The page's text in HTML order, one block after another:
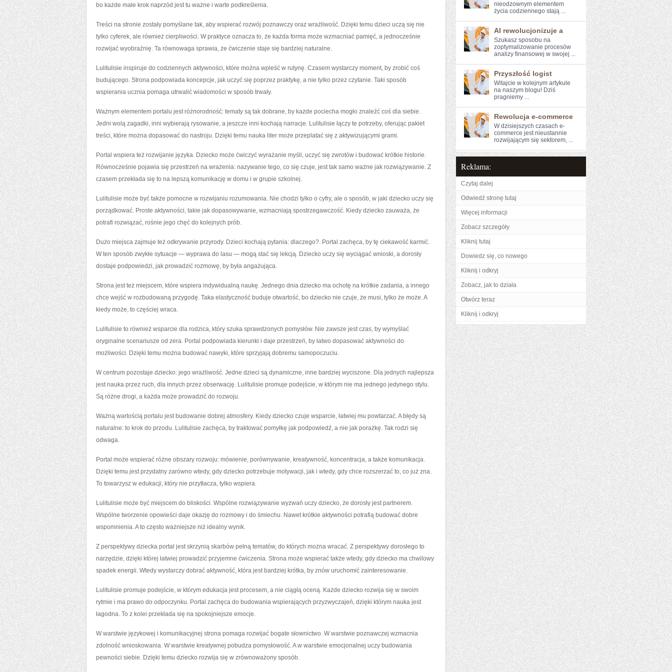
bo każde małe krok naprzód jest tu ważne i warte podkreślenia.
Treści na stronie zostały pomyślane tak, aby wspierać rozwój poznawczy oraz wrażliwość. Dzięki temu dzieci uczą się nie
tylko cyferek, ale również cierpliwości. W praktyce oznacza to, że każda forma może wzmacniać pamięć, a jednocześnie
rozwijać wyobraźnię. Ta równowaga sprawia, że ćwiczenie staje się bardziej naturalne.
Lulitulisie inspiruje do codziennych aktywności, które można wpleść w rutynę. Czasem wystarczy moment, by zrobić coś
budującego. Strona podpowiada koncepcje, jak uczyć się poprzez praktykę, a nie tylko przez czytanie. Taki sposób
wspierania ucznia pomaga utrwalić wiadomości w sposób trwały.
Ważnym elementem portalu jest różnorodność: tematy są tak dobrane, by każde pociecha mogło znaleźć coś dla siebie.
Jedni wolą zagadki, inni wybierają rysowanie, a jeszcze inni kochają narracje. Lulitulisie łączy te potrzeby, oferując pakiet
treści, które można dopasować do nastroju. Dzięki temu nauka liter może przeplatać się z aktywizującymi grami.
Portal wspiera też rozwijanie języka. Dziecko może ćwiczyć wyrażanie myśli, uczyć się zwrotów i budować krótkie historie.
Równocześnie pojawia się przestrzeń na wrażenia: nazywanie tego, co się czuje, jest tak samo ważne jak rozwiązywanie. Z
czasem przekłada się to na lepszą komunikację w domu i w grupie szkolnej.
Lulitulisie może być także pomocne w rozwijaniu rozumowania. Nie chodzi tylko o cyfry, ale o sposób, w jaki dziecko uczy się
porządkować. Proste aktywności, takie jak dopasowywanie, wzmacniają spostrzegawczość. Kiedy dziecko zauważa, że
potrafi rozwiązać, rośnie jego chęć do kolejnych prób.
Dużo miejsca zajmuje też odkrywanie przyrody. Dzieci kochają pytania: dlaczego?. Portal zachęca, by tę ciekawość karmić.
W ten sposób zwykłe sytuacje — wyprawa do lasu — mogą stać się lekcją. Dziecko uczy się wyciągać wnioski, a dorosły
dostaje podpowiedzi, jak prowadzić rozmowę, by była angażująca.
Strona jest też miejscem, które wspiera indywidualną naukę. Jednego dnia dziecko ma ochotę na krótkie zadania, a innego
chce wejść w rozbudowaną przygodę. Taka elastyczność buduje otwartość, bo dziecko nie czuje, że musi, tylko że może. A
kiedy może, to częściej wraca.
Lulitulisie to również wsparcie dla rodzica, który szuka sprawdzonych pomysłów. Nie zawsze jest czas, by wymyślać
oryginalne scenariusze od zera. Portal podpowiada kierunki i daje przestrzeń, by łatwo dopasować aktywności do
możliwości. Dzięki temu można budować nawyki, które sprzyjają dobremu samopoczuciu.
W centrum pozostaje dziecko: jego wrażliwość. Jedne dzieci są dynamiczne, inne bardziej wyciszone. Dla jednych najlepsza
jest nauka przez ruch, dla innych przez obserwację. Lulitulisie promuje podejście, w którym nie ma jednego jedynego stylu.
Są różne drogi, a każda może prowadzić do rozwoju.
Ważną wartością portalu jest budowanie dobrej atmosfery. Kiedy dziecko czuje wsparcie, łatwiej mu powtarzać. A błędy są
naturalne: to krok do przodu. Lulitulisie zachęca, by traktować pomyłkę jak podpowiedź, a nie jak porażkę. Tak rodzi się
odwaga.
Portal może wspierać różne obszary rozwoju: mówienie, porównywanie, kreatywność, koncentracja, a także komunikacja.
Dzięki temu jest przydatny zarówno wtedy, gdy dziecko potrzebuje motywacji, jak i wtedy, gdy chce rozszerzać to, co już zna.
To towarzysz w edukacji, który nie przytłacza, tylko wspiera.
Lulitulisie może być miejscem do bliskości. Wspólne rozwiązywanie wyzwań uczy dziecko, że dorosły jest partnerem.
Wspólne tworzenie opowieści daje okazję do rozmowy i do śmiechu. Nawet krótkie aktywności potrafią budować dobre
wspomnienia. A to często ważniejsze niż idealny wynik.
Z perspektywy dziecka portal jest skrzynią skarbów pełną tematów, do których można wracać. Z perspektywy dorosłego to
narzędzie, dzięki której łatwiej prowadzić przyjemne ćwiczenia. Strona może wspierać także wtedy, gdy dziecko ma chwilowy
spadek energii. Wtedy wystarczy dobrać aktywność, która jest bardziej krótka, by znów uruchomić zainteresowanie.
Lulitulisie promuje podejście, w którym edukacja jest procesem, a nie ciągłą oceną. Każde dziecko rozwija się w swoim
rytmie i ma prawo do odpoczynku. Portal zachęca do budowania wspierających przyzwyczajeń, dzięki którym nauka jest
łagodna. To z kolei przekłada się na spokojniejsze emocje.
W warstwie językowej i komunikacyjnej strona pomaga rozwijać bogate słownictwo. W warstwie poznawczej wzmacnia
zdolność wnioskowania. W warstwie kreatywnej pobudza pomysłowość. A w warstwie emocjonalnej uczy budowania
pewności siebie. Dzięki temu dziecko rozwija się w zrównoważony sposób.
nieodzownym elementem
życia codziennego stają ...
AI rewolucjonizuje a
Szukasz sposobu na
zoptymalizowanie ⁤procesów
analizy finansowej w swojej ...
Przyszłość logist
Witajcie w kolejnym artykule⁣
na naszym blogu! Dziś
pragniemy⁤ ...
Rewolucja e-commerce
W dzisiejszych‌ czasach e-
commerce jest nieustannie
rozwijającym się ​sektorem, ...
Reklama:
Czytaj dalej
Odwiedź stronę tutaj
Więcej informacji
Zobacz szczegóły
Kliknij tutaj
Dowiedz się, co nowego
Kliknij i odkryj
Zobacz, jak to działa
Otwórz teraz
Kliknij i odkryj